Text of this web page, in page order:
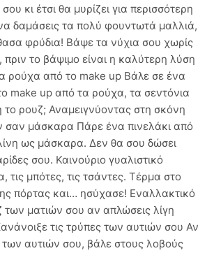
κι έτσι θα μυρίζει για περισσότερη
δαμάσεις τα πολύ φουντωτά μαλλιά,
φρύδια! Βάψε τα νύχια σου χωρίς
το βάψιμο είναι η καλύτερη λύση
ρούχα από το make up Βάλε σε ένα
make up από τα ρούχα, τα σεντόνια
το ρουζ; Αναμειγνύοντας στη σκόνη
σαν μάσκαρα Πάρε ένα πινελάκι από
ως μάσκαρα. Δεν θα σου δώσει
σου. Καινούριο γυαλιστικό
μπότες, τις τσάντες. Τέρμα στο
πόρτας και… ησύχασε! Εναλλακτικό
των ματιών σου αν απλώσεις λίγη
τις τρύπες των αυτιών σου Αν
των αυτιών σου, βάλε στους λοβούς